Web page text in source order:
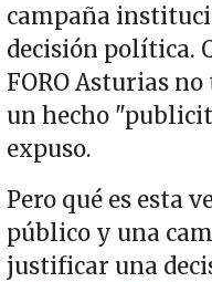
campaña
decisión política.
FORO Asturias
un hecho
expuso.
Pero qué es esta
público y una
justificar una